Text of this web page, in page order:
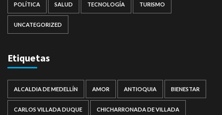
POLÍTICA SALUD TECNOLOGÍA TURISMO
UNCATEGORIZED
Etiquetas
ALCALDIA DE MEDELLÍN AMOR ANTIOQUIA BIENESTAR
CARLOS VILLADA DUQUE CHICHARRONADA DE VILLADA